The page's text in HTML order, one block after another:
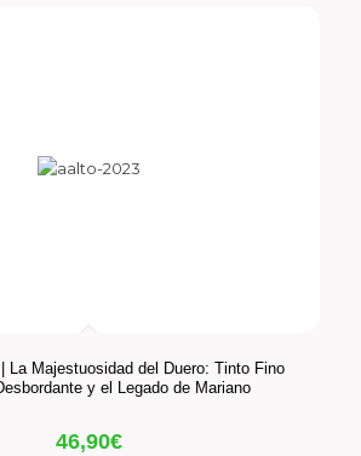
La Majestuosidad del Duero: Tinto Fino
y el Legado de Mariano
46,90€